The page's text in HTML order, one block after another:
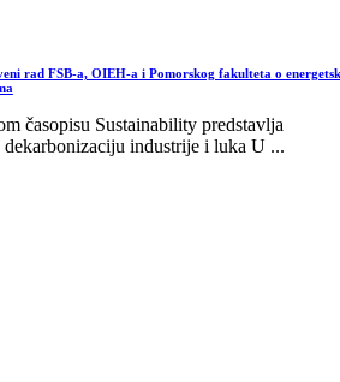
rad FSB-a, OIEH-a i Pomorskog fakulteta o
časopisu Sustainability predstavlja
industrije i luka U ...